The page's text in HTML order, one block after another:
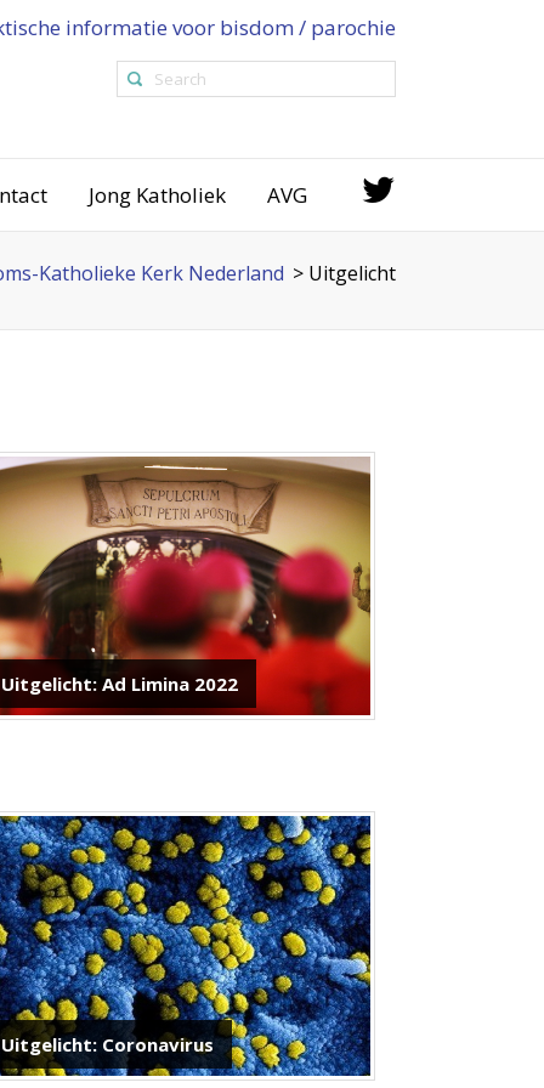
informatie voor bisdom / parochie
Jong Katholiek AVG
Katholieke Kerk Nederland > Uitgelicht
Uitgelicht: Ad Limina 2022
Uitgelicht: Coronavirus